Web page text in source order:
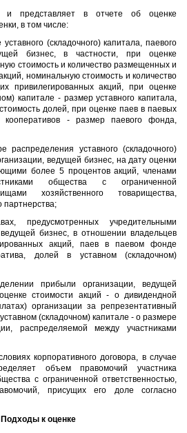
и представляет в отчете об оценке
в том числе:
(складочного) капитала, паевого
бизнес, в частности, при оценке
стоимость и количество размещенных и
номинальную стоимость и количество
привилегированных акций, при оценке
капитале - размер уставного капитала,
долей, при оценке паев в паевых
кооперативов - размер паевого фонда,
уставного (складочного)
ведущей бизнес, на дату оценки
более 5 процентов акций, членами
общества с ограниченной
хозяйственного товарищества,
партнерства;
предусмотренных учредительными
бизнес, в отношении владельцев
акций, паев в паевом фонде
долей в уставном (складочном)
прибыли организации, ведущей
стоимости акций - о дивидендной
организации за репрезентативный
(складочном) капитале - о размере
распределяемой между участниками
корпоративного договора, в случае
объем правомочий участника
с ограниченной ответственностью,
присущих его доле согласно
Подходы к оценке